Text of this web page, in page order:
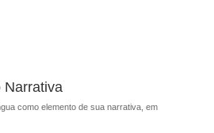
Narrativa
como elemento de sua narrativa, em